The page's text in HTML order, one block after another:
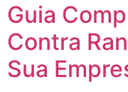
Guia
Contra
Sua